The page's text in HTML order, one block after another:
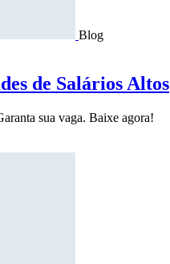
Blog
de Salários Altos
sua vaga. Baixe agora!